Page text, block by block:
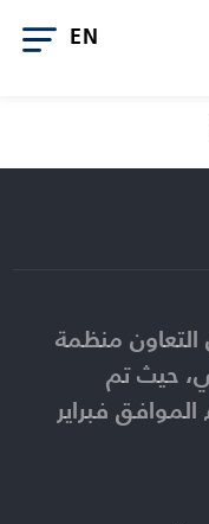
منظمة
حيث تم
في صفر عام 1396 ه الموافق فبراير